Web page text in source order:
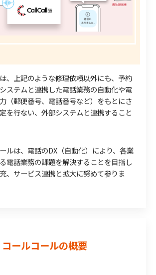
、上記のような修理依頼以外にも、予約
ステムと連携した電話業務の自動化や電
（郵便番号、電話番号など）をもとにさ
を行ない、外部システムと連携すること
ルは、電話のDX（自動化）により、各業
電話業務の課題を解決することを目指し
、サービス連携と拡大に努めて参りま
コールコールの概要